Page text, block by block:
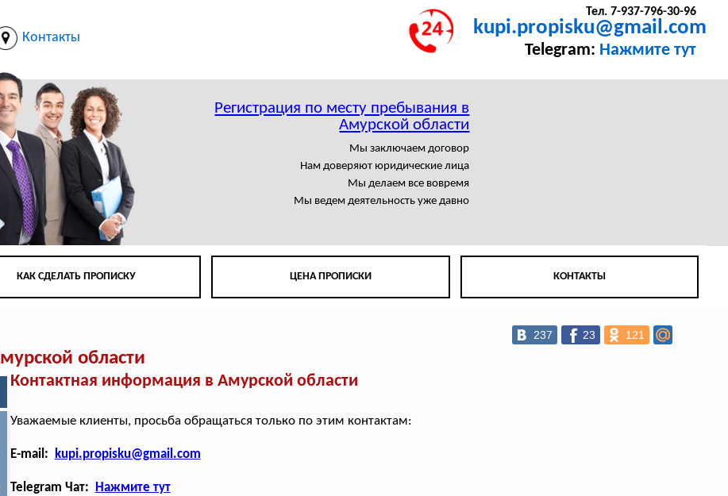
Контакты
Тел. 7-937-796-30-96
kupi.propisku@gmail.com
Telegram: Нажмите тут
Регистрация по месту пребывания в
Амурской области
Мы заключаем договор
Нам доверяют юридические лица
Мы делаем все вовремя
Мы ведем деятельность уже давно
КАК СДЕЛАТЬ ПРОПИСКУ ЦЕНА ПРОПИСКИ КОНТАКТЫ
237 23 121
области
Контактная информация в Амурской области
Уважаемые клиенты, просьба обращаться только по этим контактам:
E-mail: kupi.propisku@gmail.com
Telegram Чат: Нажмите тут